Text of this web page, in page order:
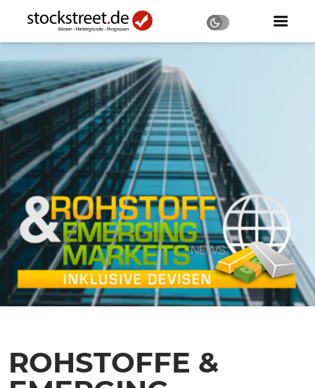
ROHSTOFFE &